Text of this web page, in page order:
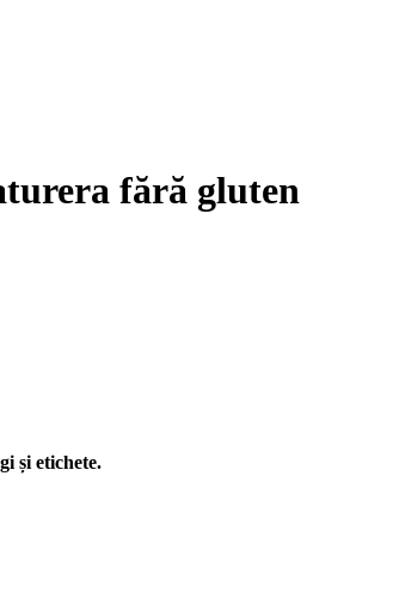
fără gluten
și etichete.